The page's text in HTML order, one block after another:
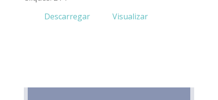
Descarregar
Visualizar